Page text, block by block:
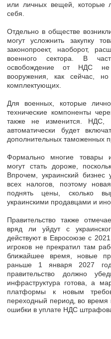
или личных вещей, которые
себя.
Отдельно в обществе
могут усложнить закупку
законопроект, наоборот,
военного сектора. В
освобождение от НДС не
вооружения, как сейчас,
комплектующих.
Для военных, которые
технические компоненты
также не изменится. НДС,
автоматически будет
дополнительных таможенных
Формально многие товары
могут стать дороже,
Впрочем, украинский
всех налогов, поэтому
поднять цены, сколько
украинскими продавцами и
Правительство также
вряд ли уйдут с
действуют в Евросоюзе с
игроков не прекратил там
ближайшее время, новые
раньше 1 января 2027
правительство должно
инфраструктура готова, а
платформы к новым
переходный период, во время
ошибки в уплате НДС